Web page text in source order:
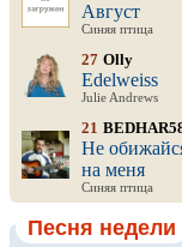
Август
Синяя птица
27 Olly
Edelweiss
Julie Andrews
21
Не
на меня
Синяя птица
Песня недели